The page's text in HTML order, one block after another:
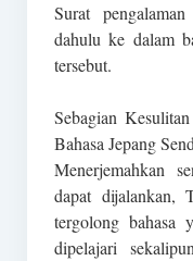
Surat
dahulu ke dalam
tersebut.
Sebagian
Bahasa Jepang
Menerjemahkan
dapat dijalankan,
tergolong bahasa
dipelajari